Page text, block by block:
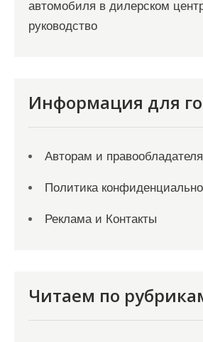
автомобиля в дилерском
руководство
Информация для
Авторам и
Политика
Реклама и Контакты
Читаем по